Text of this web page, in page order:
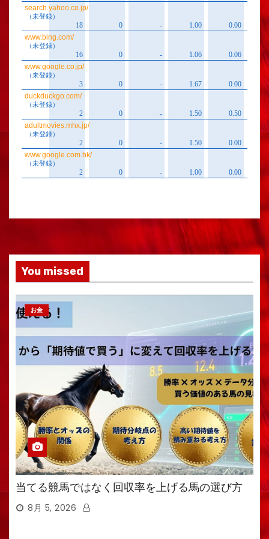
You missed
お金
当てる競馬ではなく回収率を上げる馬の選び方
8月 5, 2026